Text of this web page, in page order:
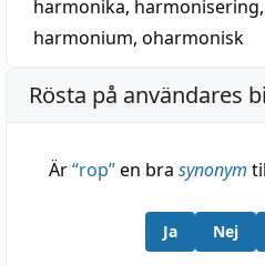
harmonika, harmonisering,
harmonium, oharmonisk
Rösta på användares
Är“rop”en bra synonym
Ja Nej